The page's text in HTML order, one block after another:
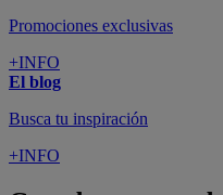
Promociones exclusivas
+INFO
El blog
Busca tu inspiración
+INFO